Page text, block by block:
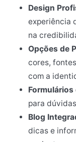
Design
experiência
na
Opções de
cores,
com a
para
Blog
dicas e